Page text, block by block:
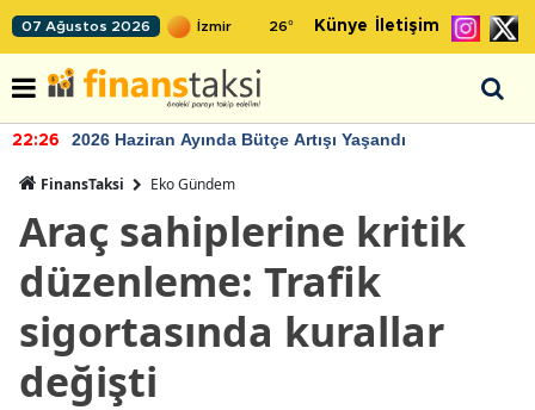
07 Ağustos 2026 26° Künye İletişim
22:26 2026 Haziran Ayında Bütçe Artışı Yaşandı
FinansTaksi Eko Gündem
Araç sahiplerine kritik
düzenleme: Trafik
sigortasında kurallar
değişti